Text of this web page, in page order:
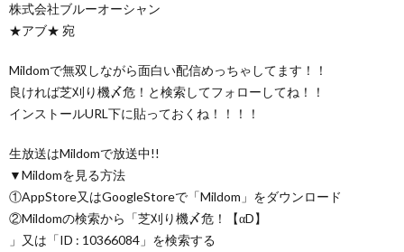
株式会社ブルーオーシャン
★アブ★ 宛
Mildomで無双しながら面白い配信めっちゃしてます！！
良ければ芝刈り機〆危！と検索してフォローしてね！！
インストールURL下に貼っておくね！！！！
生放送はMildomで放送中!!
▼Mildomを見る方法
①AppStore又はGoogleStoreで「Mildom」をダウンロード
②Mildomの検索から「芝刈り機〆危！【αD】
」又は「ID : 10366084」を検索する